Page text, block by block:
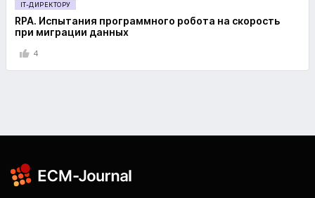
IT-ДИРЕКТОРУ
RPA. Испытания программного робота на скорость
при миграции данных
4